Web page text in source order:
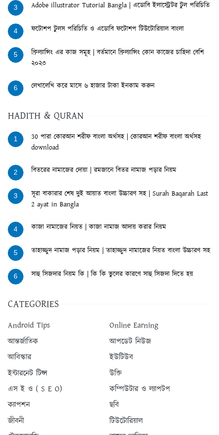
3 Adobe illustrator Tutorial Bangla | এডোবি ইলাস্ট্রেটর টুল পরিচিতি
4 ফটোশপ টুলস পরিচিতি ও এডোবি ফটোশপ টিউটোরিয়াল বাংলা
5
ফ্রিল্যান্সিং এর কাজ সমূহ | বর্তমানে ফ্রিল্যান্সিং কোন কাজের চাহিদা বেশি
২০২৩
6 লেখালেখি করে মাসে ৬ হাজার টাকা ইনকাম করুন
HADITH & QURAN
1
30 পারা কোরআন শরীফ বাংলা অর্থসহ | কোরআন শরীফ বাংলা অর্থসহ
download
2 বিতরের নামাজের দোয়া | রমজানে বিতর নামাজ পড়ার নিয়ম
3
সূরা বাকারার শেষ দুই আয়াত বাংলা উচ্চারণ সহ | Surah Baqarah Last
2 ayat in Bangla
4 কাজা নামাজের নিয়ত | কাজা নামাজ আদায় করার নিয়ম
5 তাহাজ্জুদ নামাজ পড়ার নিয়ম | তাহাজ্জুদ নামাজের নিয়ত বাংলা উচ্চারণ সহ
6 সাহু সিজদার নিয়ম কি | কি কি ভুলের কারণে সাহু সিজদা দিতে হয়
CATEGORIES
Android Tips
Online Earning
আন্তর্জাতিক
আপডেট নিউজ
আবিস্কার
ইউটিউব
ইন্টারনেট টিপ্স
উক্তি
এস ই ও ( S E O)
কম্পিউটার ও ল্যাপটপ
ক্যাপশন
ছবি
জীবনী
টিউটোরিয়াল